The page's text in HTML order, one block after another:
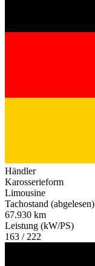
Händler
Karosserieform
Limousine
Tachostand (abgelesen)
67.930 km
Leistung (kW/PS)
163 / 222